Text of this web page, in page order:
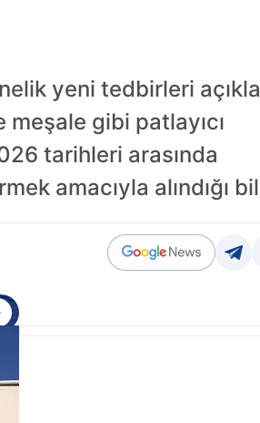
yeni tedbirleri
gibi patlayıcı
tarihleri arasında
amacıyla alındığı